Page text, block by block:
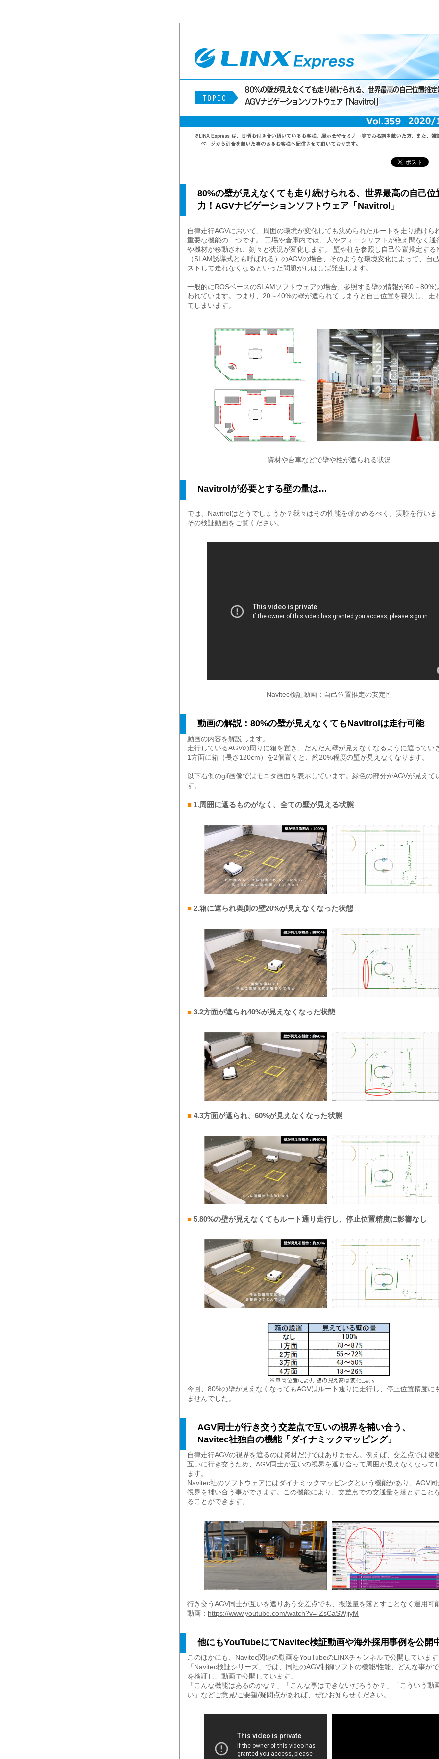
80%の壁が見えなくても走り続けられる、世界最高の自己位
力！AGVナビゲーションソフトウェア「Navitrol」
自律走行AGVにおいて、周囲の環境が変化しても決められたルートを走り続けら
重要な機能の一つです。 工場や倉庫内では、人やフォークリフトが絶え間なく通
や機材が移動され、刻々と状況が変化します。 壁や柱を参照し自己位置推定する
（SLAM誘導式とも呼ばれる）のAGVの場合、そのような環境変化によって、自
ストして走れなくなるといった問題がしばしば発生します。
一般的にROSベースのSLAMソフトウェアの場合、参照する壁の情報が60～80%
われています。つまり、20～40%の壁が遮られてしまうと自己位置を喪失し、走
てしまいます。
資材や台車などで壁や柱が遮られる状況
Navitrolが必要とする壁の量は…
では、Navitrolはどうでしょうか？我々はその性能を確かめるべく、実験を行いま
その検証動画をご覧ください。
Navitec検証動画：自己位置推定の安定性
動画の解説：80%の壁が見えなくてもNavitrolは走行可能
動画の内容を解説します。
走行しているAGVの周りに箱を置き、だんだん壁が見えなくなるように遮ってい
1方面に箱（長さ120cm）を2個置くと、約20%程度の壁が見えなくなります。
以下右側のgif画像ではモニタ画面を表示しています。緑色の部分がAGVが見えて
す。
■ 1.周囲に遮るものがなく、全ての壁が見える状態
■ 2.箱に遮られ奥側の壁20%が見えなくなった状態
■ 3.2方面が遮られ40%が見えなくなった状態
■ 4.3方面が遮られ、60%が見えなくなった状態
■ 5.80%の壁が見えなくてもルート通り走行し、停止位置精度に影響なし
今回、80%の壁が見えなくなってもAGVはルート通りに走行し、停止位置精度に
ませんでした。
AGV同士が行き交う交差点で互いの視界を補い合う、
Navitec社独自の機能「ダイナミックマッピング」
自律走行AGVの視界を遮るのは資材だけではありません。例えば、交差点では複
互いに行き交うため、AGV同士が互いの視界を遮り合って周囲が見えなくなって
ます。
Navitec社のソフトウェアにはダイナミックマッピングという機能があり、AGV
視界を補い合う事ができます。この機能により、交差点での交通量を落とすこと
ることができます。
行き交うAGV同士が互いを遮りあう交差点でも、搬送量を落とすことなく運用可
動画： https://www.youtube.com/watch?v=-ZsCaSWjjyM
他にもYouTubeにてNavitec検証動画や海外採用事例を公開
このほかにも、Navitec関連の動画をYouTubeのLINXチャンネルで公開していま
「Navitec検証シリーズ」では、同社のAGV制御ソフトの機能/性能、どんな事が
を検証し、動画で公開しています。
「こんな機能はあるのかな？」「こんな事はできないだろうか？」「こういう動
い」などご意見/ご要望/疑問点があれば、ぜひお知らせください。